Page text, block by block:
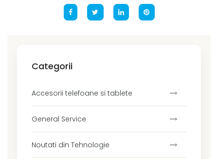
Categorii
Accesorii telefoane si tablete
General Service
Noutati din Tehnologie